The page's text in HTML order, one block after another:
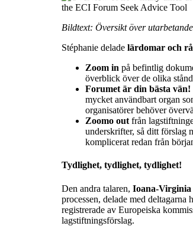
Bildtext: Översikt över
Stéphanie delade lärdomar och
Zoom in på befintlig
överblick över de olika
Forumet är din bästa vän!
mycket användbart organ
organisatörer behöver
Zoomo out från
underskrifter, så ditt förslag
komplicerat redan från
Tydlighet, tydlighet, tydlighet!
Den andra talaren, Ioana-Virginia
processen, delade med
registrerade av Europeiska
lagstiftningsförslag.